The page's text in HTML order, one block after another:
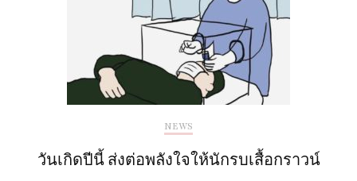
NEWS
วันเกิดปีนี้ ส่งต่อพลังใจให้นักรบเสื้อกราวน์